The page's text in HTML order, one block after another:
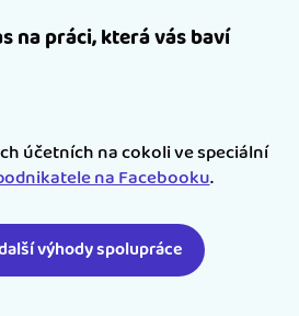
na práci, která vás baví
účetních na cokoli ve speciální
na Facebooku.
výhody spolupráce